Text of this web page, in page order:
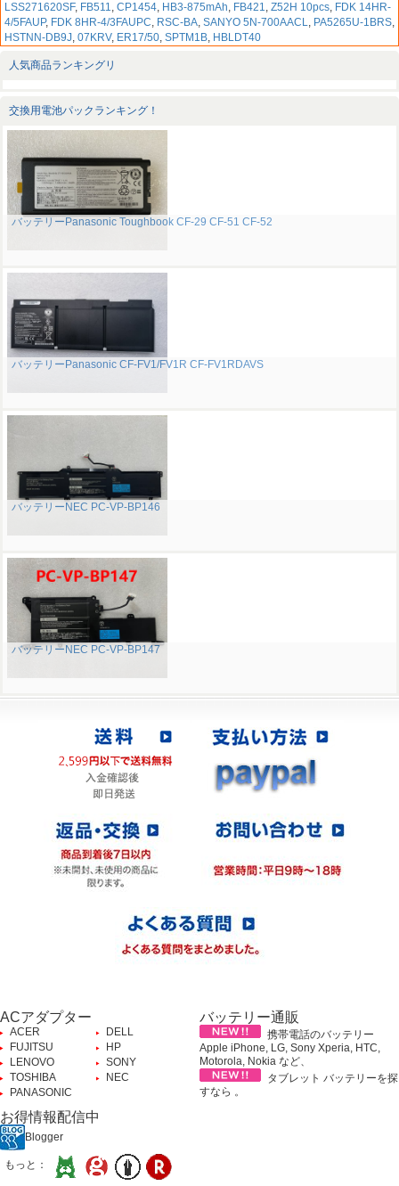
LSS271620SF, FB511, CP1454, HB3-875mAh, FB421, Z52H 10pcs, FDK 14HR-
4/5FAUP, FDK 8HR-4/3FAUPC, RSC-BA, SANYO 5N-700AACL, PA5265U-1BRS,
HSTNN-DB9J, 07KRV, ER17/50, SPTM1B, HBLDT40
人気商品ランキングリ
交換用電池パックランキング！
バッテリーPanasonic Toughbook CF-29 CF-51 CF-52
バッテリーPanasonic CF-FV1/FV1R CF-FV1RDAVS
バッテリーNEC PC-VP-BP146
バッテリーNEC PC-VP-BP147
ACアダプター
ACER
DELL
FUJITSU
HP
LENOVO
SONY
TOSHIBA
NEC
PANASONIC
バッテリー通販
携帯電話のバッテリー
Apple iPhone, LG, Sony Xperia, HTC,
Motorola, Nokia など、
タブレット バッテリーを探
すなら 。
お得情報配信中
Blogger
もっと：